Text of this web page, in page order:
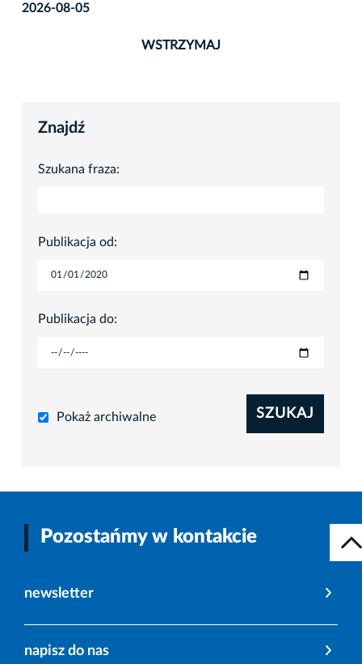
2026-08-05
WSTRZYMAJ
Znajdź
Szukana fraza:
Publikacja od:
Publikacja do:
Pokaż archiwalne SZUKAJ
Pozostańmy w kontakcie
newsletter
napisz do nas